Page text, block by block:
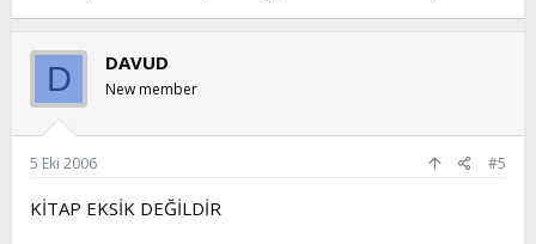
D DAVUD
New member
5 Eki 2006 #5
KİTAP EKSİK DEĞİLDİR